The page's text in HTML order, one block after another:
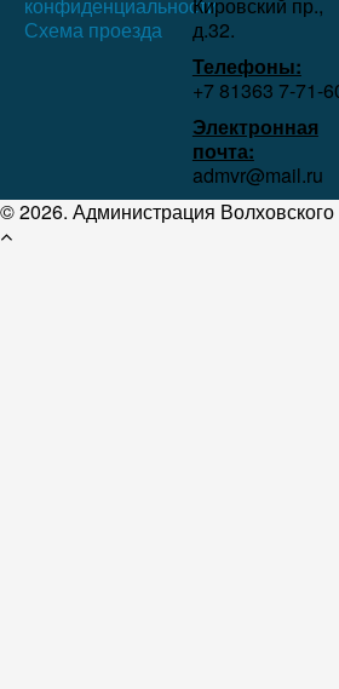
Схема проезда
д.32.
Телефоны:
+7 81363 7‑71-
Электронная
почта:
admvr@mail.ru
© 2026. Администрация